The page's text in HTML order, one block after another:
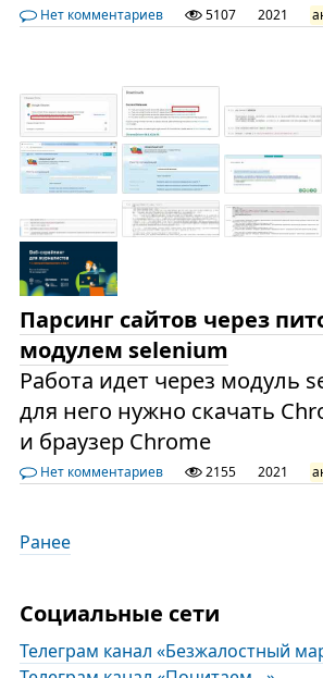
Нет комментариев 5107 2021
Парсинг сайтов через
модулем selenium
Работа идет через модуль
для него нужно скачать
и браузер Chrome
Нет комментариев 2155 2021
Ранее
Социальные сети
Телеграм канал «Безжалостный